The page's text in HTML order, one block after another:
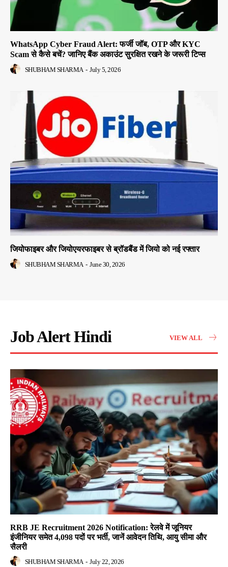
WhatsApp Cyber Fraud Alert: फर्जी जॉब, OTP और KYC
Scam से कैसे बचें? जानिए बैंक अकाउंट सुरक्षित रखने के जरूरी टिप्स
SHUBHAM SHARMA - July 5, 2026
जियोफाइबर और जियोएयरफाइबर से ब्रॉडबैंड में जियो को नई रफ्तार
SHUBHAM SHARMA - June 30, 2026
Job Alert Hindi VIEW ALL
RRB JE Recruitment 2026 Notification: रेलवे में जूनियर
इंजीनियर समेत 4,098 पदों पर भर्ती, जानें आवेदन तिथि, आयु सीमा और
सैलरी
SHUBHAM SHARMA - July 22, 2026